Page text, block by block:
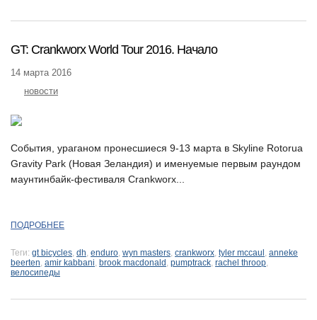
GT: Crankworx World Tour 2016. Начало
14 марта 2016
новости
События, ураганом пронесшиеся 9-13 марта в Skyline Rotorua
Gravity Park (Новая Зеландия) и именуемые первым раундом
маунтинбайк-фестиваля Crankworx...
ПОДРОБНЕЕ
Теги: gt bicycles, dh, enduro, wyn masters, crankworx, tyler mccaul , anneke
beerten, amir kabbani, brook macdonald , pumptrack, rachel throop,
велосипеды